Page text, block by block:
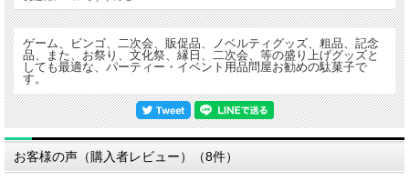
ゲーム、ビンゴ、二次会、販促品、ノベルティグッズ、粗品、記念
品、また、お祭り、文化祭、縁日、二次会、等の盛り上げグッズと
しても最適な、パーティー・イベント用品問屋お勧めの駄菓子で
す。
お客様の声（購入者レビュー）（8件）